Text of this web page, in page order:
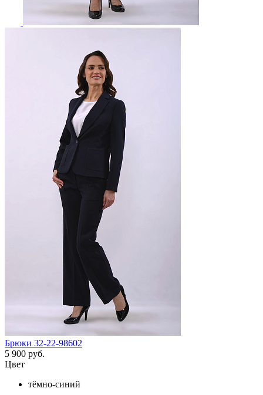
Брюки 32-22-98602
5 900 руб.
Цвет
тёмно-синий